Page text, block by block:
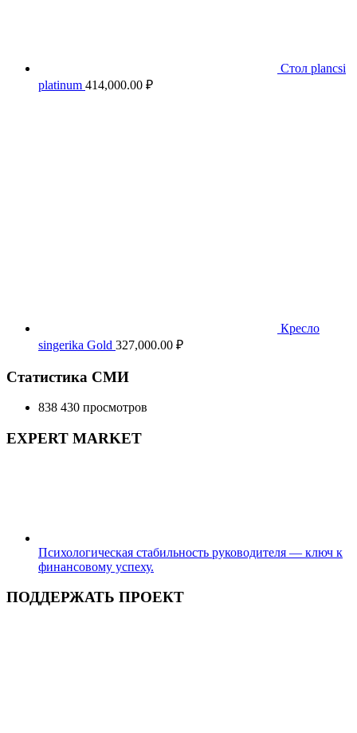
Стол plancsi
platinum 414,000.00 ₽
Кресло
singerika Gold 327,000.00 ₽
Статистика СМИ
838 430 просмотров
EXPERT MARKET
Психологическая стабильность руководителя — ключ к
финансовому успеху.
ПОДДЕРЖАТЬ ПРОЕКТ